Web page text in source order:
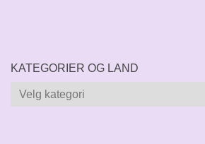
KATEGORIER OG LAND
Kategorier